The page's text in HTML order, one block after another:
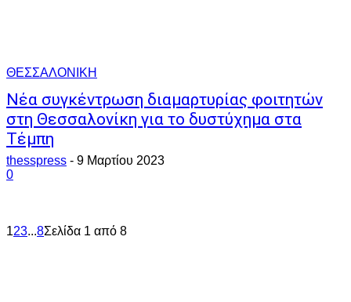
ΘΕΣΣΑΛΟΝΙΚΗ
Νέα συγκέντρωση διαμαρτυρίας φοιτητών
στη Θεσσαλονίκη για το δυστύχημα στα
Τέμπη
thesspress - 9 Μαρτίου 2023
0
123...8Σελίδα 1 από 8